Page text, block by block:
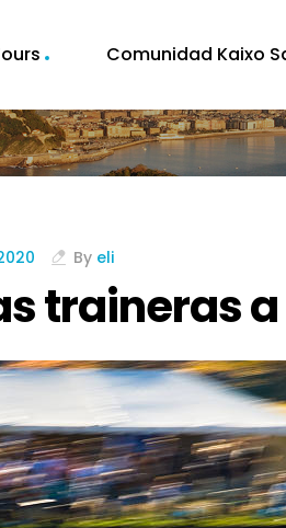
Comunidad Kaixo
By eli
traineras